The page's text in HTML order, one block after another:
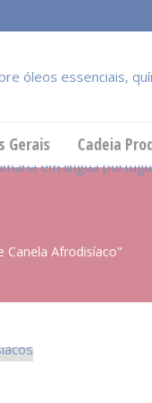
Gerais
Cadeia
Canela Afrodisíaco"